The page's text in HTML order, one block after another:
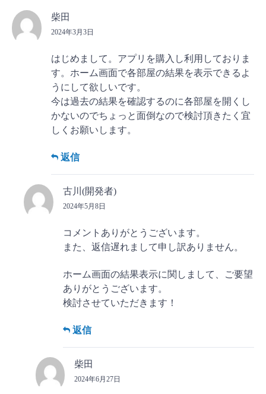
柴田
2024年3月3日
はじめまして。アプリを購入し利用しておりま
す。ホーム画面で各部屋の結果を表示できるよ
うにして欲しいです。
今は過去の結果を確認するのに各部屋を開くし
かないのでちょっと面倒なので検討頂きたく宜
しくお願いします。
返信
古川(開発者)
2024年5月8日
コメントありがとうございます。
また、返信遅れまして申し訳ありません。
ホーム画面の結果表示に関しまして、ご要望
ありがとうございます。
検討させていただきます！
返信
柴田
2024年6月27日